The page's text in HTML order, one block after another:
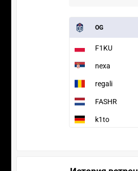
OG
F1KU
nexa
regali
FASHR
k1to